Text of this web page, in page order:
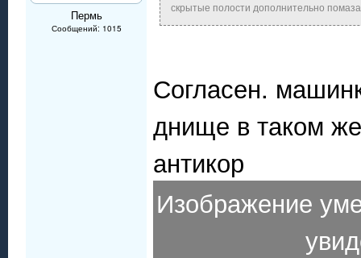
Пермь
Сообщений: 1015
скрытые полости дополнительно
Согласен.
днище в таком
антикор
Изображение